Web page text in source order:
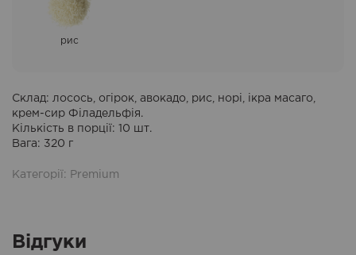
рис
Склад: лосось, огірок, авокадо, рис, норі, ікра масаго,
крем-сир Філадельфія.
Кількість в порції: 10 шт.
Вага: 320 г
Категорії: Premium
Відгуки